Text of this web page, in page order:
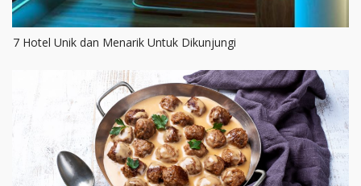
7 Hotel Unik dan Menarik Untuk Dikunjungi